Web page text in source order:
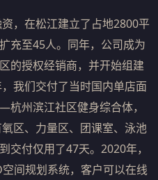
，在松江建立了占地2800平
充至45人。同年，公司成为
的授权经销商，并开始组建
我们交付了当时国内单店面
州滨江社区健身综合体，
区、力量区、团课室、泳池
交付仅用了47天。2020年，
间规划系统，客户可以在线